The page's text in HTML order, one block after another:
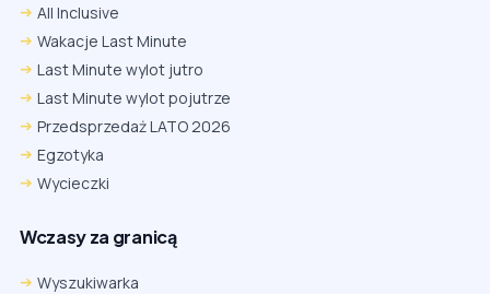
All Inclusive
Wakacje Last Minute
Last Minute wylot jutro
Last Minute wylot pojutrze
Przedsprzedaż LATO 2026
Egzotyka
Wycieczki
Wczasy za granicą
Wyszukiwarka